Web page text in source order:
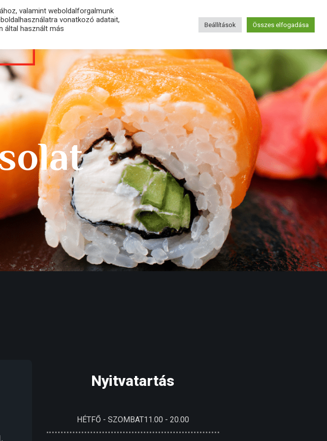
FIÓKOM
Nyitvatartás
HÉTFŐ - SZOMBAT11.00 - 20.00
valamint weboldalforgalmunk
vonatkozó adatait,
által használt más
Beállítások Összes elfogadása